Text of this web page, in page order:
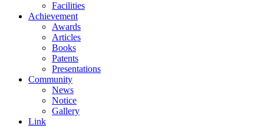
Facilities
Achievement
Awards
Articles
Books
Patents
Presentations
Community
News
Notice
Gallery
Link